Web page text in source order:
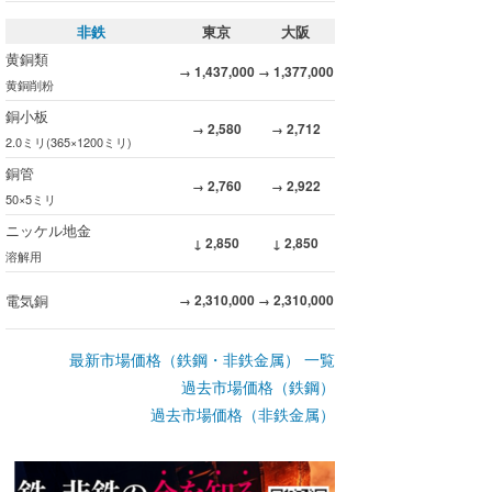
非鉄 東京
大阪
黄銅類
黄銅削粉
→ 1,437,000 → 1,377,000
銅小板
2.0ミリ(365×1200ミリ)
→ 2,580 → 2,712
銅管
50×5ミリ
→ 2,760 → 2,922
ニッケル地金
溶解用
↓ 2,850 ↓ 2,850
電気銅 → 2,310,000 → 2,310,000
最新市場価格（鉄鋼・非鉄金属） 一覧
過去市場価格（鉄鋼）
過去市場価格（非鉄金属）